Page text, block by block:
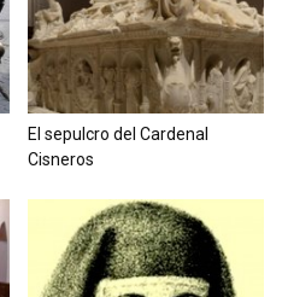
El sepulcro del Cardenal
Cisneros